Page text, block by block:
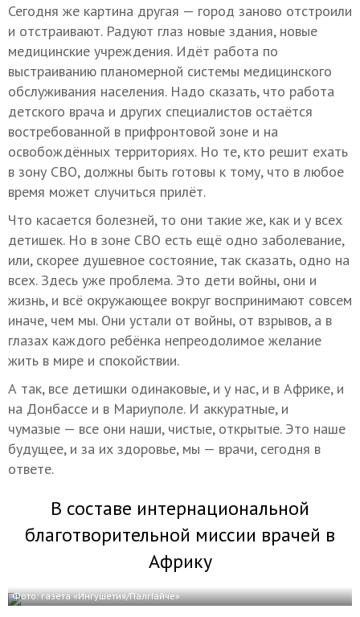
Сегодня же картина другая — город заново отстроили
и отстраивают. Радуют глаз новые здания, новые
медицинские учреждения. Идёт работа по
выстраиванию планомерной системы медицинского
обслуживания населения. Надо сказать, что работа
детского врача и других специалистов остаётся
востребованной в прифронтовой зоне и на
освобождённых территориях. Но те, кто решит ехать
в зону СВО, должны быть готовы к тому, что в любое
время может случиться прилёт.
Что касается болезней, то они такие же, как и у всех
детишек. Но в зоне СВО есть ещё одно заболевание,
или, скорее душевное состояние, так сказать, одно на
всех. Здесь уже проблема. Это дети войны, они и
жизнь, и всё окружающее вокруг воспринимают совсем
иначе, чем мы. Они устали от войны, от взрывов, а в
глазах каждого ребёнка непреодолимое желание
жить в мире и спокойствии.
А так, все детишки одинаковые, и у нас, и в Африке, и
на Донбассе и в Мариуполе. И аккуратные, и
чумазые — все они наши, чистые, открытые. Это наше
будущее, и за их здоровье, мы — врачи, сегодня в
ответе.
В составе интернациональной
благотворительной миссии врачей в
Африку
Фото: газета «Ингушетия/ГIалгIайче»